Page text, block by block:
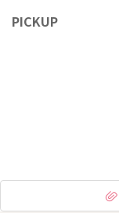
PICKUP